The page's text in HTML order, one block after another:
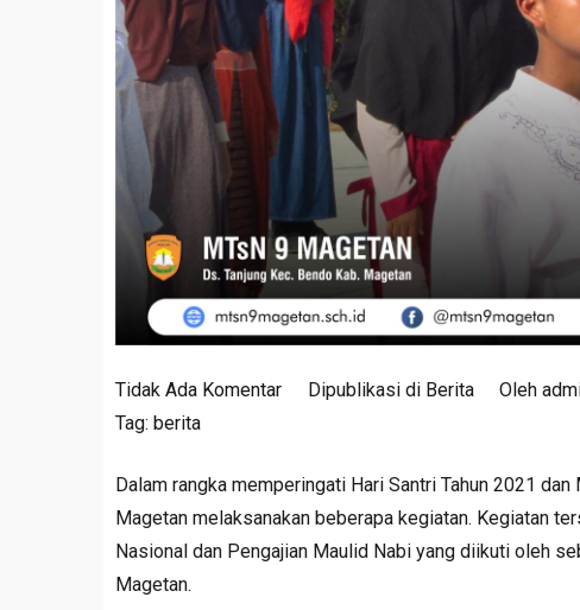
Tidak Ada Komentarpada
Santri
dan
Maulid
Dipublikasi di Berita Oleh
Tag: berita
Dalam rangka memperingati Hari Santri Tahun 2021
Magetan melaksanakan beberapa kegiatan. Kegiatan
Nasional dan Pengajian Maulid Nabi yang diikuti oleh
Magetan.